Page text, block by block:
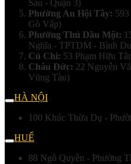
Sáu - Quận 3)
Phường An Hội Tây:
Gò Vấp)
Phường Thủ Dầu Một:
Nghĩa - TPTDM - Bình
Củ Chi: 53 Phạm Hữu
Châu Đức: 22 Nguyễn
Vũng Tàu)
HÀ NỘI
100 Khúc Thừa Dụ -
HUẾ
88 Ngô Quyền - Phường